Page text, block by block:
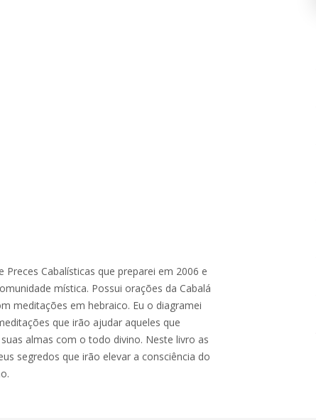
Preces Cabalísticas que preparei em 2006 e
mística. Possui orações da Cabalá
meditações em hebraico. Eu o diagramei
que irão ajudar aqueles que
almas com o todo divino. Neste livro as
segredos que irão elevar a consciência do